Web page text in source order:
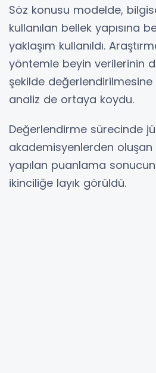
Söz konusu modelde,
kullanılan bellek yapısına
yaklaşım kullanıldı.
yöntemle beyin verilerinin
şekilde
analiz de ortaya koydu.
Değerlendirme sürecinde
akademisyenlerden oluşan
yapılan puanlama
ikinciliğe layık görüldü.